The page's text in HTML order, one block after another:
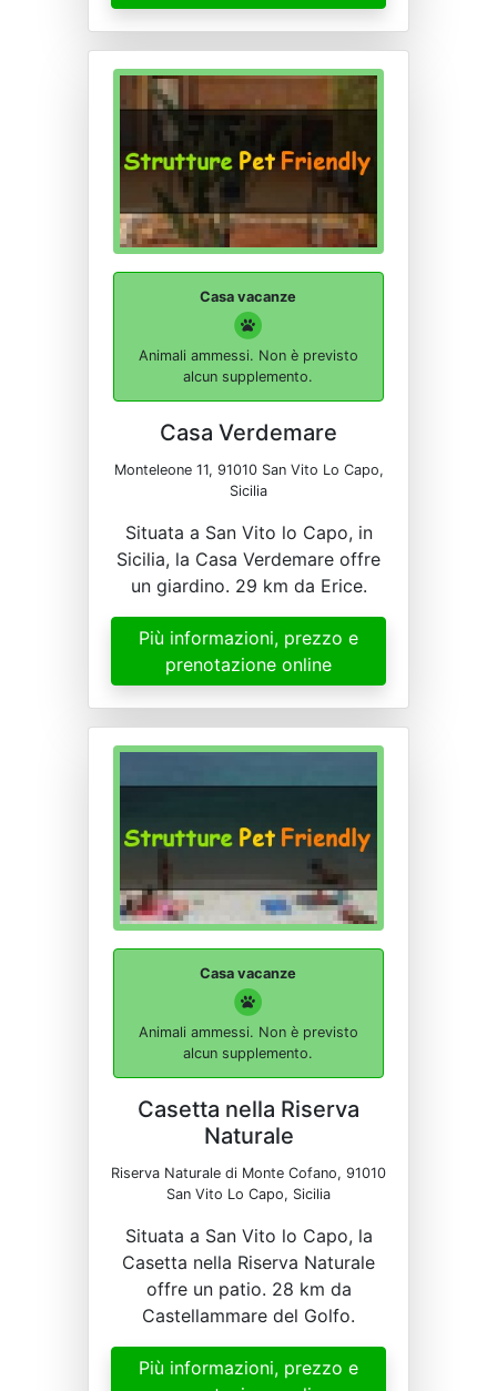
Casa vacanze
Animali ammessi. Non è previsto
alcun supplemento.
Casa Verdemare
Monteleone 11, 91010 San Vito Lo Capo,
Sicilia
Situata a San Vito lo Capo, in
Sicilia, la Casa Verdemare offre
un giardino. 29 km da Erice.
Più informazioni, prezzo e
prenotazione online
Casa vacanze
Animali ammessi. Non è previsto
alcun supplemento.
Casetta nella Riserva
Naturale
Riserva Naturale di Monte Cofano, 91010
San Vito Lo Capo, Sicilia
Situata a San Vito lo Capo, la
Casetta nella Riserva Naturale
offre un patio. 28 km da
Castellammare del Golfo.
Più informazioni, prezzo e